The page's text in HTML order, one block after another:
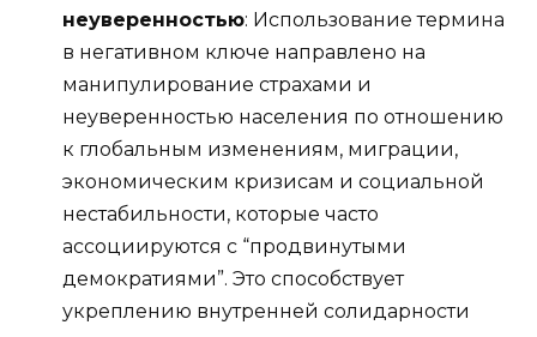
неуверенностью: Использование термина
в негативном ключе направлено на
манипулирование страхами и
неуверенностью населения по отношению
к глобальным изменениям, миграции,
экономическим кризисам и социальной
нестабильности, которые часто
ассоциируются с “продвинутыми
демократиями”. Это способствует
укреплению внутренней солидарности